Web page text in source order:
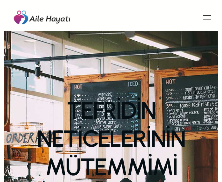
İçeriğe
geç
TEFRİDİN
NETİCELERİNİN
MÜTEMMİMİ